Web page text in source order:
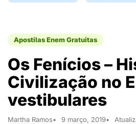
Apostilas Enem Gratuitas
Os Fenícios –
Civilização no
vestibulares
Martha Ramos 9 março, 2019